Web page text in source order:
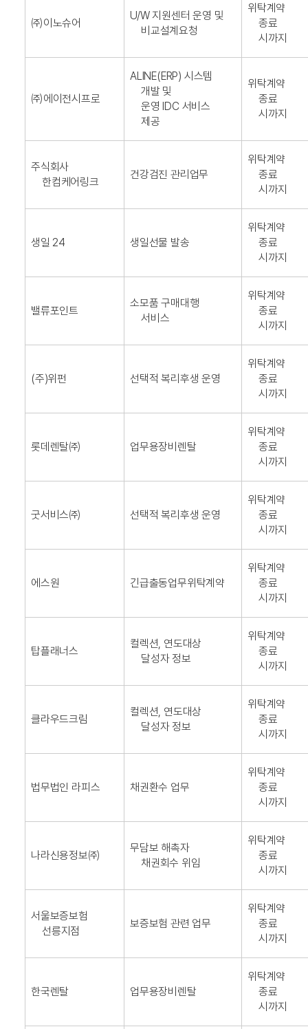
㈜이노슈어
U/W 지원센터 운영 및
비교설계요청
위탁계약
종료
시까지
㈜에이전시프로
ALINE(ERP) 시스템
개발 및
운영 IDC 서비스
제공
위탁계약
종료
시까지
주식회사
한컴케어링크
건강검진 관리업무
위탁계약
종료
시까지
생일 24 생일선물 발송
위탁계약
종료
시까지
밸류포인트
소모품 구매대행
서비스
위탁계약
종료
시까지
(주)위펀 선택적 복리후생 운영
위탁계약
종료
시까지
롯데렌탈㈜ 업무용장비렌탈
위탁계약
종료
시까지
굿서비스㈜ 선택적 복리후생 운영
위탁계약
종료
시까지
에스원 긴급출동업무위탁계약
위탁계약
종료
시까지
탑플래너스
컬렉션, 연도대상
달성자 정보
위탁계약
종료
시까지
클라우드크림
컬렉션, 연도대상
달성자 정보
위탁계약
종료
시까지
법무법인 라피스 채권환수 업무
위탁계약
종료
시까지
나라신용정보㈜
무담보 해촉자
채권회수 위임
위탁계약
종료
시까지
서울보증보험
선릉지점
보증보험 관련 업무
위탁계약
종료
시까지
한국렌탈 업무용장비렌탈
위탁계약
종료
시까지